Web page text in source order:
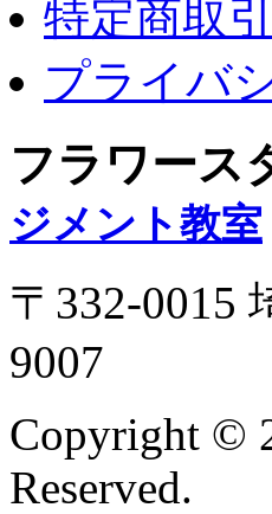
特定商取
プライバ
フラワー
ジメント教室
〒332-0015
9007
Copyright ©
Reserved.